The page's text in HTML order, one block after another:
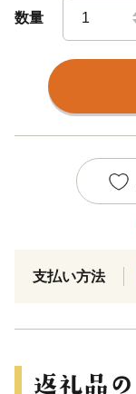
数量
支払い方法